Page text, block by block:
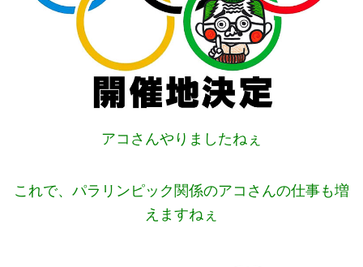
アコさんやりましたねぇ
これで、パラリンピック関係のアコさんの仕事も増
えますねぇ